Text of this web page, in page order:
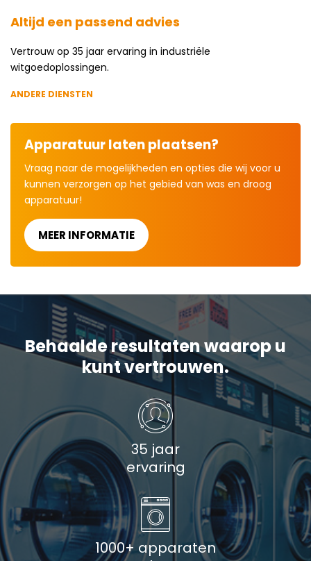
Altijd een passend advies
Vertrouw op 35 jaar ervaring in industriële
witgoedoplossingen.
ANDERE DIENSTEN
Apparatuur laten plaatsen?
Vraag naar de mogelijkheden en opties die wij voor u
kunnen verzorgen op het gebied van was en droog
apparatuur!
MEER INFORMATIE
Behaalde resultaten waarop u
kunt vertrouwen.
35 jaar
ervaring
1000+ apparaten